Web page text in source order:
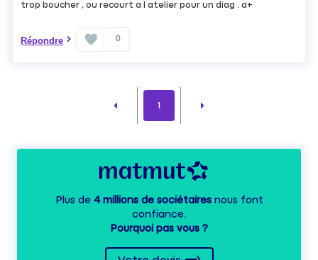
trop boucher , ou recourt a l atelier pour un diag . a+
Répondre 0
1
Plus de 4 millions de sociétairesnous font
confiance.
Pourquoi pas vous ?